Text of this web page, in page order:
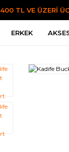
400 TL VE ÜZERİ
ERKEK